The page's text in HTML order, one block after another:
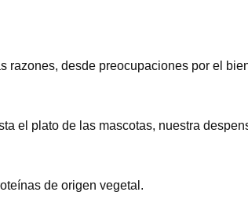
desde preocupaciones por el
el plato de las mascotas, nuestra
de origen vegetal.